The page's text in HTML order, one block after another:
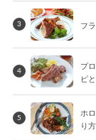
3 フ
4
プ
ピ
5
ホ
り方